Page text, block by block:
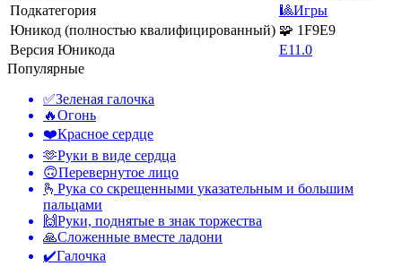
Подкатегория
🎱Игры
Юникод (полностью квалифицированный) 🧩 1F9E9
Версия Юникода
E11.0
Популярные
✅Зеленая галочка
🔥Огонь
❤️Красное сердце
🫶Руки в виде сердца
🙃Перевернутое лицо
🫰 Рука со скрещенными указательным и большим
пальцами
🙌Руки, поднятые в знак торжества
🙏Сложенные вместе ладони
✔️Галочка